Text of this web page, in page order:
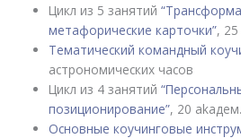
Цикл из 5 занятий
метафорические карточки”,
Тематический командный
астрономических часов
Цикл из 4 занятий
позиционирование”, 20
Основные коучинговые